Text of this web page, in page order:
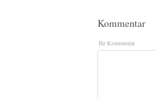
Kommentar
Ihr Kommentar